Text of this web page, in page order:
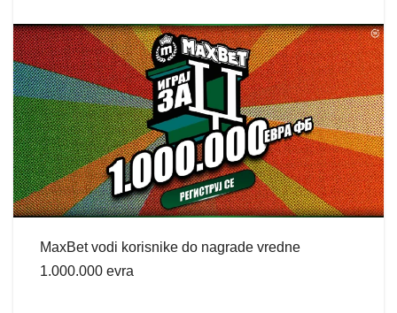
MaxBet vodi korisnike do nagrade vredne
1.000.000 evra